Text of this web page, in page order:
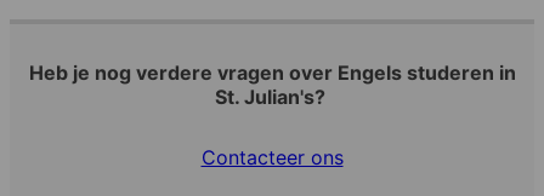
Heb je nog verdere vragen over Engels studeren in
St. Julian's?
Contacteer ons